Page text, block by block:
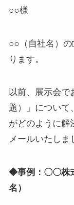
○○様
○○（自社名）
ります。
以前、展示会で
題）」について
がどのように解
メールいたしま
◆事例：〇〇株
名）